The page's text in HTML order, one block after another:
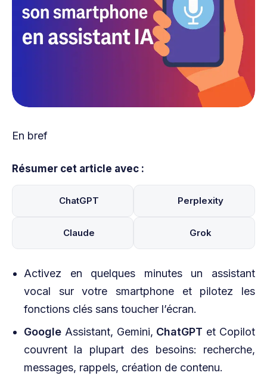
En bref
Résumer cet article avec :
ChatGPT Perplexity
Claude Grok
Activez en quelques minutes un assistant
vocal sur votre smartphone et pilotez les
fonctions clés sans toucher l’écran.
Google Assistant, Gemini, ChatGPT et Copilot
couvrent la plupart des besoins: recherche,
messages, rappels, création de contenu.